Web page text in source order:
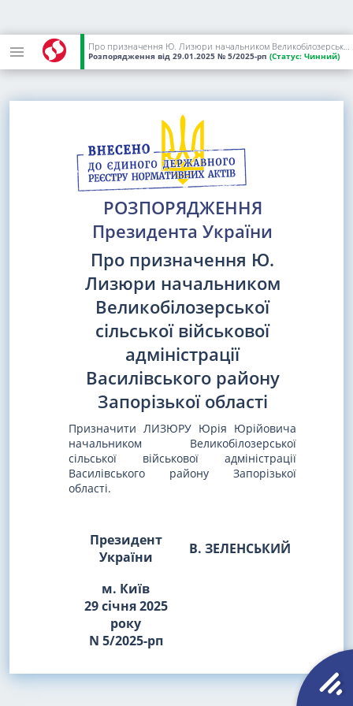
Про призначення Ю. Лизюри начальником Великобілозерської сільської військової адміністрації Василівського району Запорізької області
Розпорядження від 29.01.2025 № 5/2025-рп (Статус: Чинний)
РОЗПОРЯДЖЕННЯ
Президента України
Про призначення Ю.
Лизюри начальником
Великобілозерської
сільської військової
адміністрації
Василівського району
Запорізької області
Призначити ЛИЗЮРУ Юрія Юрійовича
начальником Великобілозерської
сільської військової адміністрації
Василівського району Запорізької
області.
Президент
України
В. ЗЕЛЕНСЬКИЙ
м. Київ
29 січня 2025
року
N 5/2025-рп